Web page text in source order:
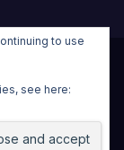
.
to use
see here: